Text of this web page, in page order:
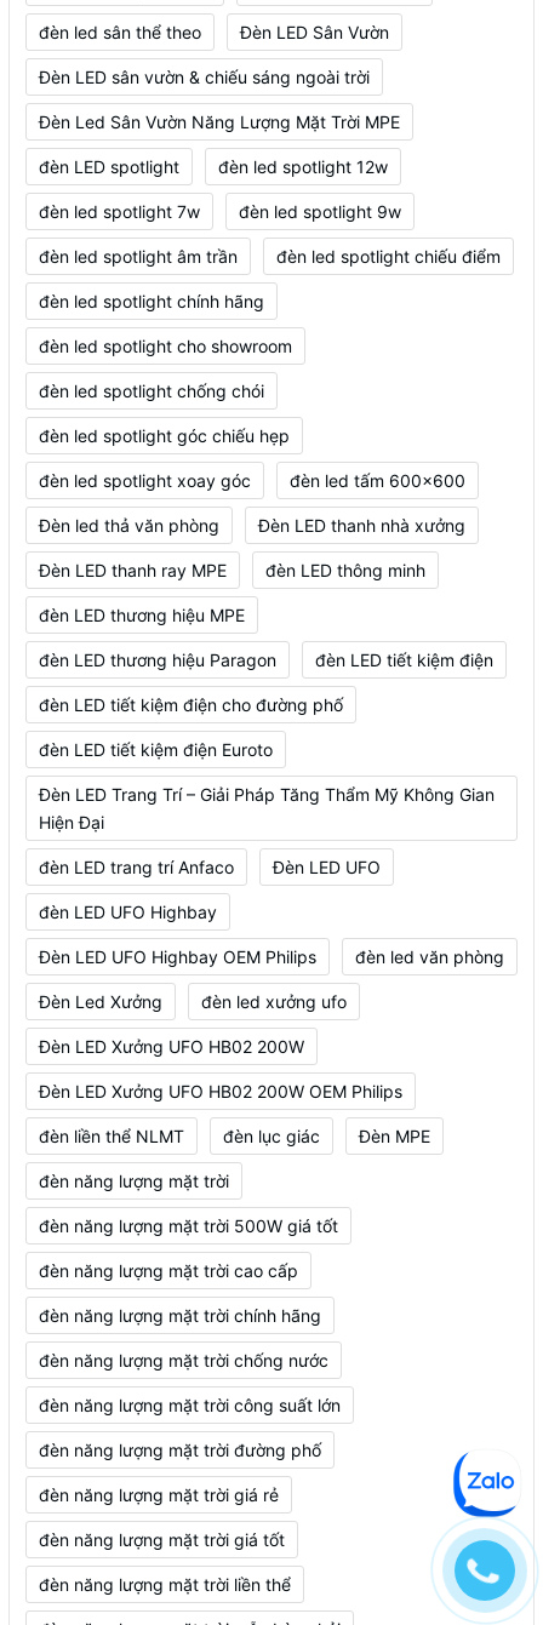
đèn led sân thể theo Đèn LED Sân Vườn
Đèn LED sân vườn & chiếu sáng ngoài trời
Đèn Led Sân Vườn Năng Lượng Mặt Trời MPE
đèn LED spotlight đèn led spotlight 12w
đèn led spotlight 7w đèn led spotlight 9w
đèn led spotlight âm trần đèn led spotlight chiếu điểm
đèn led spotlight chính hãng
đèn led spotlight cho showroom
đèn led spotlight chống chói
đèn led spotlight góc chiếu hẹp
đèn led spotlight xoay góc đèn led tấm 600x600
Đèn led thả văn phòng Đèn LED thanh nhà xưởng
Đèn LED thanh ray MPE đèn LED thông minh
đèn LED thương hiệu MPE
đèn LED thương hiệu Paragon đèn LED tiết kiệm điện
đèn LED tiết kiệm điện cho đường phố
đèn LED tiết kiệm điện Euroto
Đèn LED Trang Trí – Giải Pháp Tăng Thẩm Mỹ Không Gian
Hiện Đại
đèn LED trang trí Anfaco Đèn LED UFO
đèn LED UFO Highbay
Đèn LED UFO Highbay OEM Philips đèn led văn phòng
Đèn Led Xưởng đèn led xưởng ufo
Đèn LED Xưởng UFO HB02 200W
Đèn LED Xưởng UFO HB02 200W OEM Philips
đèn liền thể NLMT đèn lục giác Đèn MPE
đèn năng lượng mặt trời
đèn năng lượng mặt trời 500W giá tốt
đèn năng lượng mặt trời cao cấp
đèn năng lượng mặt trời chính hãng
đèn năng lượng mặt trời chống nước
đèn năng lượng mặt trời công suất lớn
đèn năng lượng mặt trời đường phố
đèn năng lượng mặt trời giá rẻ
đèn năng lượng mặt trời giá tốt
đèn năng lượng mặt trời liền thể